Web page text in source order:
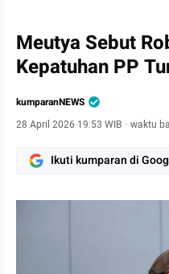
Meutya Sebut
Kepatuhan PP
kumparanNEWS
28 April 2026 19:53 WIB · waktu
Ikuti kumparan di